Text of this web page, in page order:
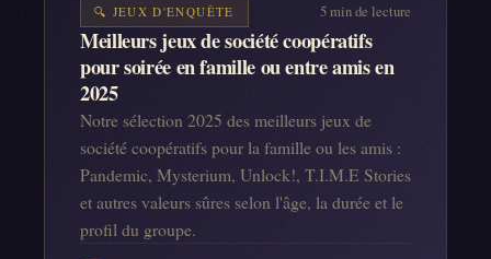
🔍 JEUX D'ENQUÊTE 5min de lecture
Meilleurs jeux de société coopératifs
pour soirée en famille ou entre amis en
2025
Notre sélection 2025 des meilleurs jeux de
société coopératifs pour la famille ou les amis :
Pandemic, Mysterium, Unlock!, T.I.M.E Stories
et autres valeurs sûres selon l'âge, la durée et le
profil du groupe.